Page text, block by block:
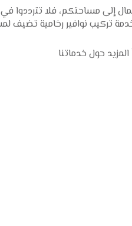
إلى مساحتكم، فلا تترددوا
تركيب نوافير رخامية تضيف
حول خدماتنا